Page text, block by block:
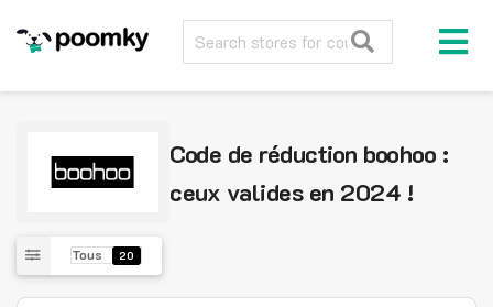
Code de réduction boohoo :
ceux valides en 2024 !
Tous 20